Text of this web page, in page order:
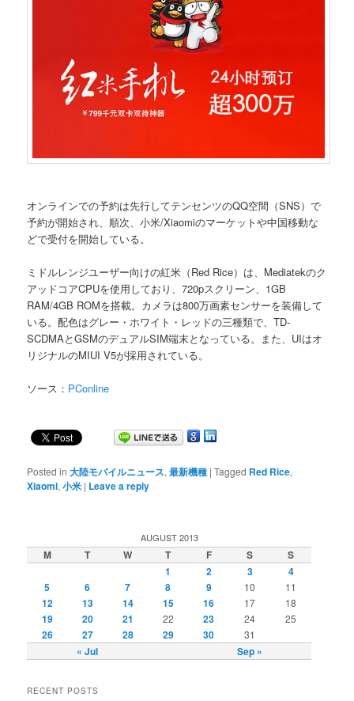
オンラインでの予約は先行してテンセンツのQQ空間（SNS）で
予約が開始され、順次、小米/Xiaomiのマーケットや中国移動な
どで受付を開始している。
ミドルレンジユーザー向けの紅米（Red Rice）は、Mediatekのク
アッドコアCPUを使用しており、720pスクリーン、1GB
RAM/4GB ROMを搭載。カメラは800万画素センサーを装備して
いる。配色はグレー・ホワイト・レッドの三種類で、TD-
SCDMAとGSMのデュアルSIM端末となっている。また、UIはオ
リジナルのMIUI V5が採用されている。
ソース： PConline
Posted in 大陸モバイルニュース,最新機種 |Tagged Red Rice,
Xiaomi,小米 | Leave a reply
AUGUST 2013
M T W T F S S
« Jul Sep »
1 2 3
4
5
6 7 8 9 10 11
12 13 14 15 16 17 18
19 20 21 22 23 24 25
26 27 28 29 30 31
RECENT POSTS